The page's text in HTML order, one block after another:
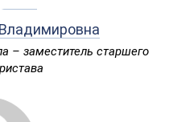
– заместитель старшего